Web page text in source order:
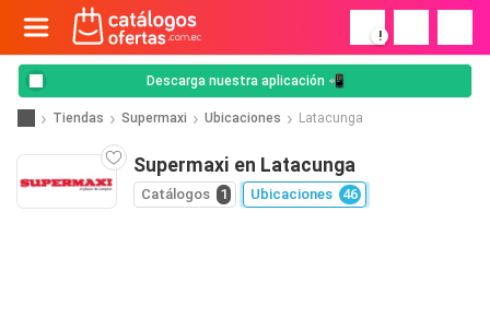
!
Descarga nuestra aplicación 📲
Tiendas Supermaxi Ubicaciones Latacunga
Supermaxi en Latacunga
Catálogos 1 Ubicaciones 46